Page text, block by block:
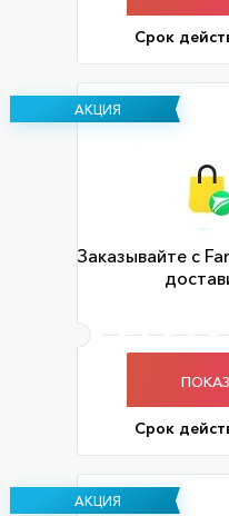
Срок
АКЦИЯ
Заказывайте с
Срок
АКЦИЯ